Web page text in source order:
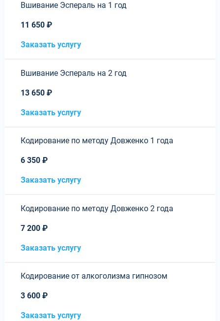
Вшивание Эспераль на 1 год
11 650 ₽
Заказать услугу
Вшивание Эспераль на 2 год
13 650 ₽
Заказать услугу
Кодирование по методу Довженко 1 года
6 350 ₽
Заказать услугу
Кодирование по методу Довженко 2 года
7 200 ₽
Заказать услугу
Кодирование от алкоголизма гипнозом
3 600 ₽
Заказать услугу